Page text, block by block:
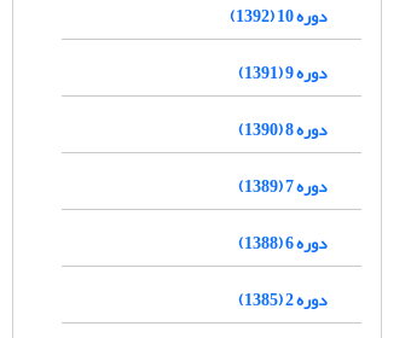
دوره 10 (1392)
دوره 9 (1391)
دوره 8 (1390)
دوره 7 (1389)
دوره 6 (1388)
دوره 2 (1385)